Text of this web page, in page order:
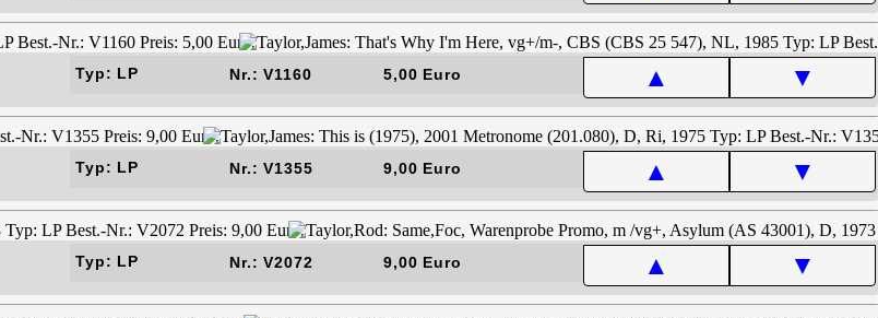
Typ: LP Nr.: V1160 5,00 Euro ▲ ▼
Typ: LP Nr.: V1355 9,00 Euro ▲ ▼
Typ: LP Nr.: V2072 9,00 Euro ▲ ▼